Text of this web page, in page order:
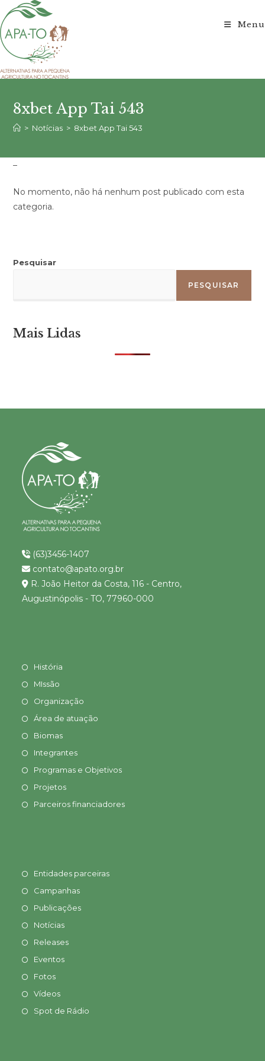
para
o
conteúdo
Menu
8xbet App Tai 543
> Notícias > 8xbet App Tai 543
–
No momento, não há nenhum post publicado com esta
categoria.
Pesquisar
PESQUISAR
Mais Lidas
(63)3456-1407
contato@apato.org.br
R. João Heitor da Costa, 116 - Centro,
Augustinópolis - TO, 77960-000
História
MIssão
Organização
Área de atuação
Biomas
Integrantes
Programas e Objetivos
Projetos
Parceiros financiadores
Entidades parceiras
Campanhas
Publicações
Notícias
Releases
Eventos
Fotos
Vídeos
Spot de Rádio